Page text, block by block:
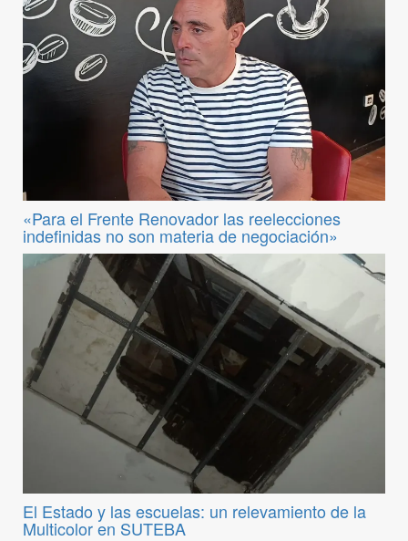
«Para el Frente Renovador las reelecciones
indefinidas no son materia de negociación»
El Estado y las escuelas: un relevamiento de la
Multicolor en SUTEBA